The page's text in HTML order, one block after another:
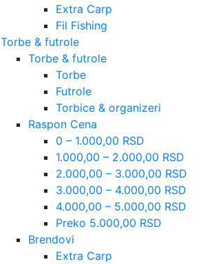
Extra Carp
Fil Fishing
Torbe & futrole
Torbe & futrole
Torbe
Futrole
Torbice & organizeri
Raspon Cena
0 – 1.000,00 RSD
1.000,00 – 2.000,00 RSD
2.000,00 – 3.000,00 RSD
3.000,00 – 4.000,00 RSD
4.000,00 – 5.000,00 RSD
Preko 5.000,00 RSD
Brendovi
Extra Carp